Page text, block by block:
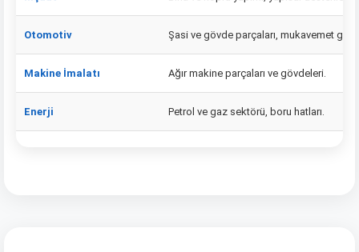
Otomotiv Şasi ve gövde parçaları, mukavemet
Makine İmalatı Ağır makine parçaları ve gövdeleri.
Enerji Petrol ve gaz sektörü, boru hatları.